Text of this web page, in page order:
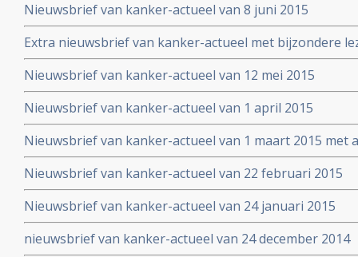
Nieuwsbrief van kanker-actueel van 8 juni 2015
Extra nieuwsbrief van kanker-actueel met bijzondere
Truth about cancer: Step outside the box op 25 mei
symposium
Nieuwsbrief van kanker-actueel van 12 mei 2015
Nieuwsbrief van kanker-actueel van 1 april 2015
Nieuwsbrief van kanker-actueel van 1 maart 2015 met
wetenschappelijk bewezen niet-toxische middelen en
Nieuwsbrief van kanker-actueel van 22 februari 2015
Nieuwsbrief van kanker-actueel van 24 januari 2015
nieuwsbrief van kanker-actueel van 24 december 2014